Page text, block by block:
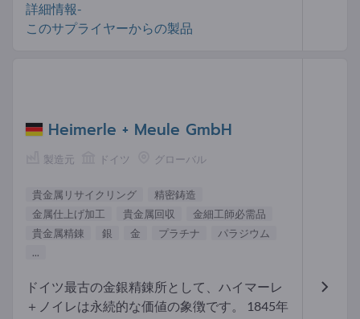
詳細情報-
このサプライヤーからの製品
Heimerle + Meule GmbH
製造元 ドイツ グローバル
貴金属リサイクリング
精密鋳造
金属仕上げ加工
貴金属回収
金細工師必需品
貴金属精錬
銀 金 プラチナ
パラジウム
...
ドイツ最古の金銀精錬所として、ハイマーレ
＋ノイレは永続的な価値の象徴です。 1845年